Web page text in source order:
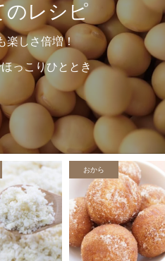
のレシピ
楽しさ倍増！
っこりひととき
おから